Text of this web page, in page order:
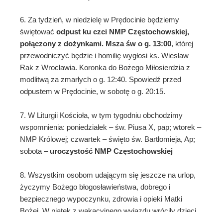
6. Za tydzień, w niedzielę w Prędocinie będziemy
świętować odpust ku czci NMP Częstochowskiej,
połączony z dożynkami. Msza św o g. 13:00, której
przewodniczyć będzie i homilię wygłosi ks. Wiesław
Rak z Wrocławia. Koronka do Bożego Miłosierdzia z
modlitwą za zmarłych o g. 12:40. Spowiedź przed
odpustem w Prędocinie, w sobotę o g. 20:15.
7. W Liturgii Kościoła, w tym tygodniu obchodzimy
wspomnienia: poniedziałek – św. Piusa X, pap; wtorek –
NMP Królowej; czwartek – święto św. Bartłomieja, Ap;
sobota – uroczystość NMP Częstochowskiej
8. Wszystkim osobom udającym się jeszcze na urlop,
życzymy Bożego błogosławieństwa, dobrego i
bezpiecznego wypoczynku, zdrowia i opieki Matki